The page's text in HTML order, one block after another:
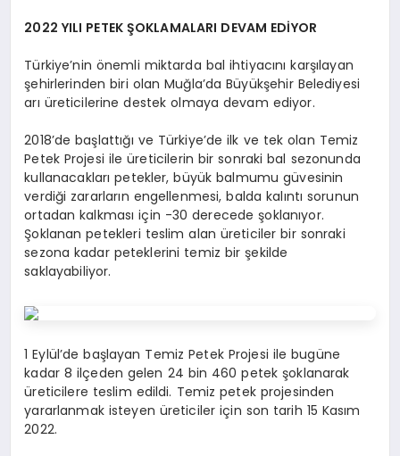
2022 YILI PETEK ŞOKLAMALARI DEVAM EDİYOR
Türkiye’nin önemli miktarda bal ihtiyacını karşılayan
şehirlerinden biri olan Muğla’da Büyükşehir Belediyesi
arı üreticilerine destek olmaya devam ediyor.
2018’de başlattığı ve Türkiye’de ilk ve tek olan Temiz
Petek Projesi ile üreticilerin bir sonraki bal sezonunda
kullanacakları petekler, büyük balmumu güvesinin
verdiği zararların engellenmesi, balda kalıntı sorunun
ortadan kalkması için -30 derecede şoklanıyor.
Şoklanan petekleri teslim alan üreticiler bir sonraki
sezona kadar peteklerini temiz bir şekilde
saklayabiliyor.
1 Eylül’de başlayan Temiz Petek Projesi ile bugüne
kadar 8 ilçeden gelen 24 bin 460 petek şoklanarak
üreticilere teslim edildi. Temiz petek projesinden
yararlanmak isteyen üreticiler için son tarih 15 Kasım
2022.